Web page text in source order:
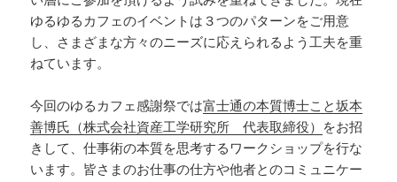
ゆるゆるカフェのイベントは３つのパターンをご用意
し、さまざまな方々のニーズに応えられるよう工夫を重
ねています。
今回のゆるカフェ感謝祭では富士通の本質博士こと坂本
善博氏（株式会社資産工学研究所 代表取締役） をお招
きして、仕事術の本質を思考するワークショップを行な
います。皆さまのお仕事の仕方や他者とのコミュニケー